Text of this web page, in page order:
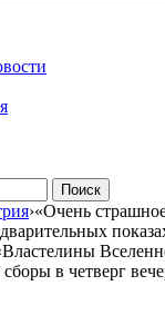
›«Очень
в четверг